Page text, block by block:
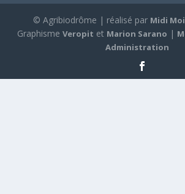
© Agribiodrôme | réalisé par Midi
Graphisme Veropit et Marion Sarano |
Administration